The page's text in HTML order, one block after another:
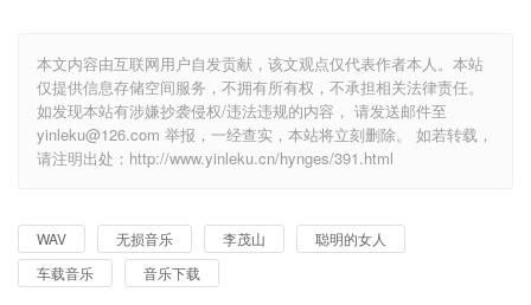
本文内容由互联网用户自发贡献，该文观点仅代表作者本人。本站
仅提供信息存储空间服务，不拥有所有权，不承担相关法律责任。
如发现本站有涉嫌抄袭侵权/违法违规的内容， 请发送邮件至
yinleku@126.com 举报，一经查实，本站将立刻删除。 如若转载，
请注明出处：http://www.yinleku.cn/hynges/391.html
WAV 无损音乐 李茂山
聪明的女人
车载音乐
音乐下载